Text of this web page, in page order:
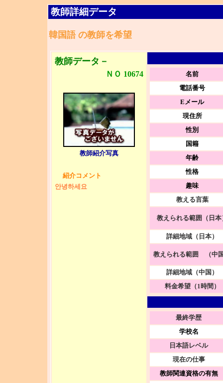
教師詳細データ
韓国語 の教師を希望
教師データ－
ＮＯ 10674
教師紹介写真
紹介コメント
안녕하세요
名前
電話番号
Eメール
現住所
性別
国籍
年齢
性格
趣味
教える言葉
教えられる範囲（日本
詳細地域（日本）
教えられる範囲 （中
詳細地域（中国）
料金希望（1時間）
最終学歴
学校名
日本語レベル
現在の仕事
教師関連資格の有無